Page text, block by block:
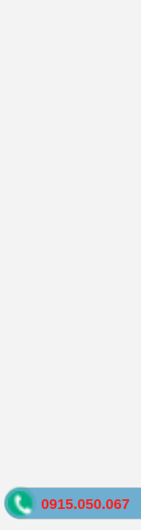
0915.050.067